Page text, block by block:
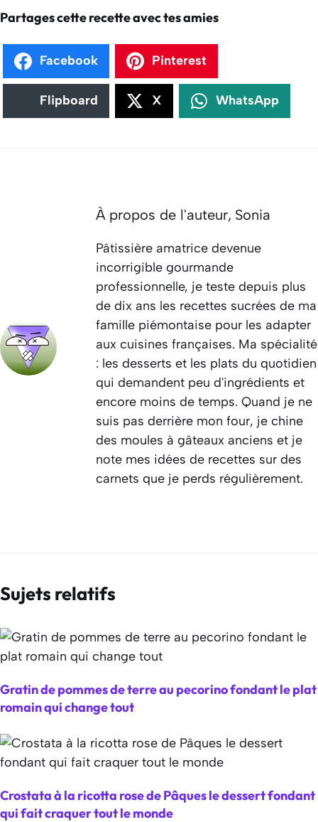
Partages cette recette avec tes amies
Facebook Pinterest
Flipboard X WhatsApp
À propos de l'auteur, Sonia
Pâtissière amatrice devenue
incorrigible gourmande
professionnelle, je teste depuis plus
de dix ans les recettes sucrées de ma
famille piémontaise pour les adapter
aux cuisines françaises. Ma spécialité
: les desserts et les plats du quotidien
qui demandent peu d'ingrédients et
encore moins de temps. Quand je ne
suis pas derrière mon four, je chine
des moules à gâteaux anciens et je
note mes idées de recettes sur des
carnets que je perds régulièrement.
Sujets relatifs
Gratin de pommes de terre au pecorino fondant le plat
romain qui change tout
Crostata à la ricotta rose de Pâques le dessert fondant
qui fait craquer tout le monde